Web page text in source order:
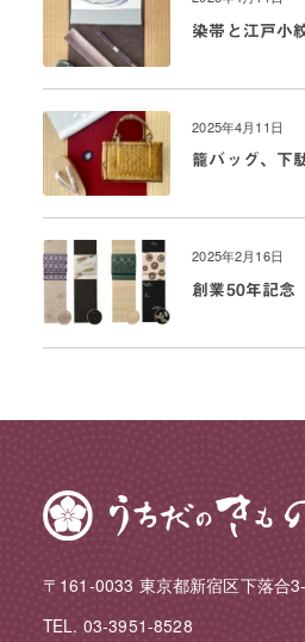
染帯と江戸小
2025年4月11日
籠バッグ、下
2025年2月16日
創業50年記念
〒161-0033 東京都新宿区下落合
TEL. 03-3951-8528